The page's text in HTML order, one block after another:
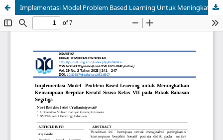
Implementasi Model Problem Based Learning Untuk Meningkatkan Kemampuan Berpikir Kreatif Siswa Kelas VII Pada Pokok Bahasan Segitiga